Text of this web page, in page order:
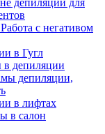
депиляции для
с негативом
в Гугл
в депиляции
депиляции,
в лифтах
в салон